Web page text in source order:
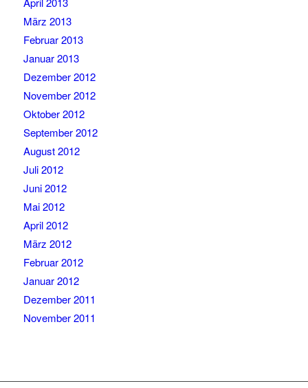
März 2013
Februar 2013
Januar 2013
Dezember 2012
November 2012
Oktober 2012
September 2012
August 2012
Juli 2012
Juni 2012
Mai 2012
April 2012
März 2012
Februar 2012
Januar 2012
Dezember 2011
November 2011